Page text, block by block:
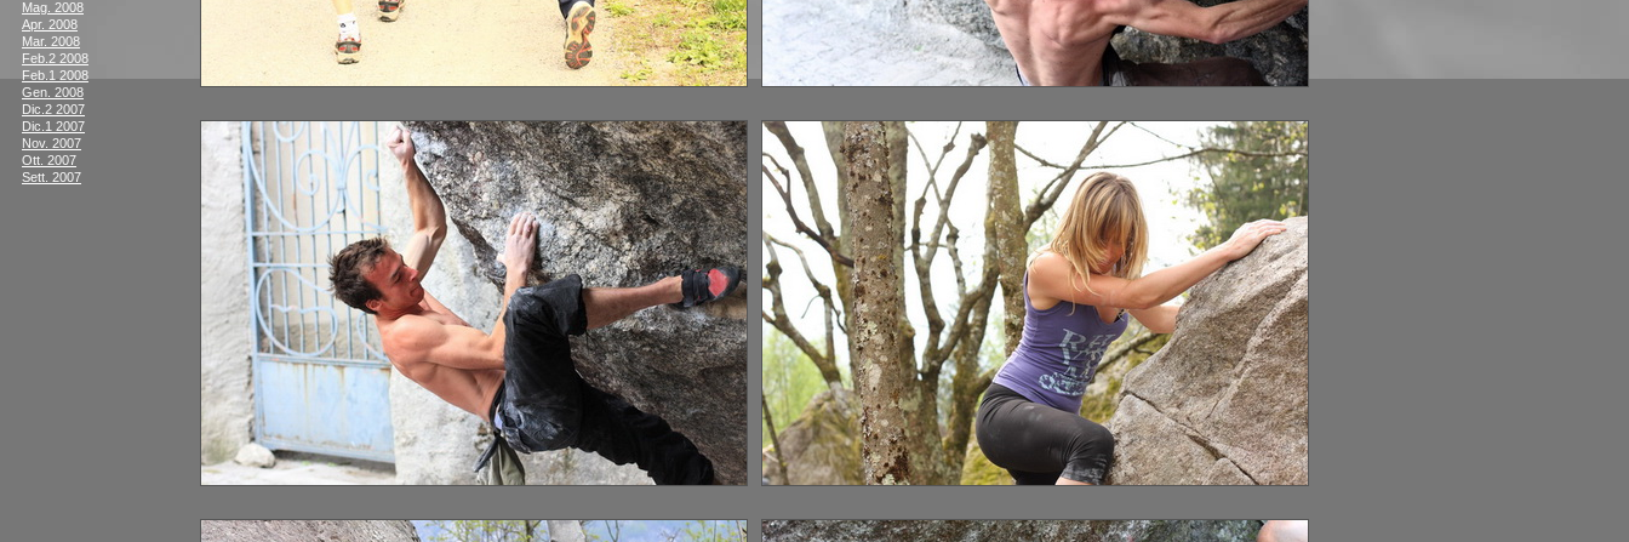
Mag. 2008
Apr. 2008
Mar. 2008
Feb.2 2008
Feb.1 2008
Gen. 2008
Dic.2 2007
Dic.1 2007
Nov. 2007
Ott. 2007
Sett. 2007